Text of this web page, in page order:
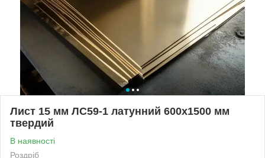
Лист 15 мм ЛС59-1 латунний 600х1500 мм
твердий
В наявності
Роздріб